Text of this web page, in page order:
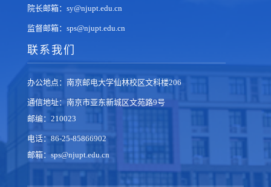
院长邮箱：sy@njupt.edu.cn
监督邮箱：sps@njupt.edu.cn
联系我们
办公地点：南京邮电大学仙林校区文科楼206
通信地址：南京市亚东新城区文苑路9号
邮编：210023
电话：86-25-85866902
邮箱：sps@njupt.edu.cn